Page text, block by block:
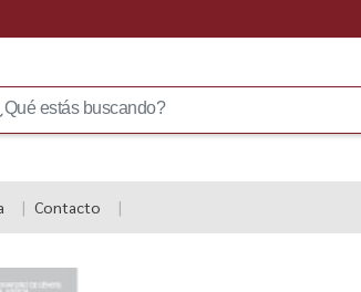
Contacto